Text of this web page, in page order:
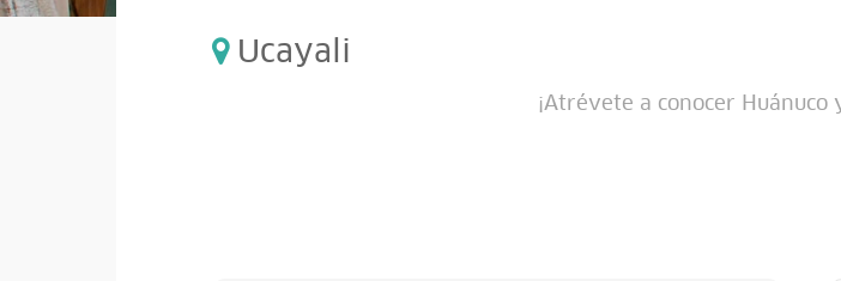
Ucayali
¡Atrévete a conocer Huánuco